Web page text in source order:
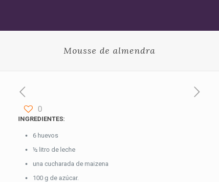
Mousse de almendra
0
INGREDIENTES:
6 huevos
½ litro de leche
una cucharada de maizena
100 g de azúcar.